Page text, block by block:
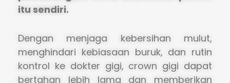
itu sendiri.
Dengan menjaga kebersihan mulut,
menghindari kebiasaan buruk, dan rutin
kontrol ke dokter gigi, crown gigi dapat
bertahan lebih lama dan memberikan